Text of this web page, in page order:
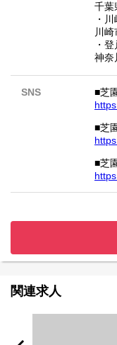
千葉
・
川
・
神奈
SNS
■芝
■芝
■芝
関連求人